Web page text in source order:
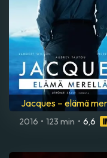
Jacques – elämä
2016 • 123 min • 6,6